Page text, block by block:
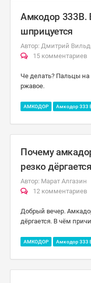
Амкодор 333В.
шприцуется
Автор: Дмитрий
15 комментариев
Че делать? Пальцы на
ржавое.
АМКОДОР Амкодор 333
Почему
резко
Автор: Марат Алгазин
12 комментариев
Добрый вечер.
дёргается. В чём
АМКОДОР Амкодор 333